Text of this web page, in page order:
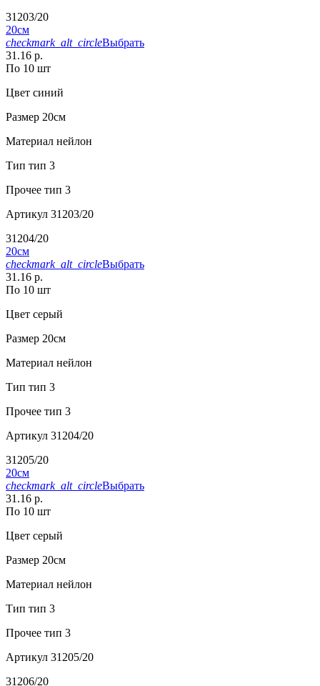
31203/20
20см
checkmark_alt_circleВыбрать
31.16 р.
По 10 шт
Цвет синий
Размер 20см
Материал нейлон
Тип тип 3
Прочее тип 3
Артикул 31203/20
31204/20
20см
checkmark_alt_circleВыбрать
31.16 р.
По 10 шт
Цвет серый
Размер 20см
Материал нейлон
Тип тип 3
Прочее тип 3
Артикул 31204/20
31205/20
20см
checkmark_alt_circleВыбрать
31.16 р.
По 10 шт
Цвет серый
Размер 20см
Материал нейлон
Тип тип 3
Прочее тип 3
Артикул 31205/20
31206/20